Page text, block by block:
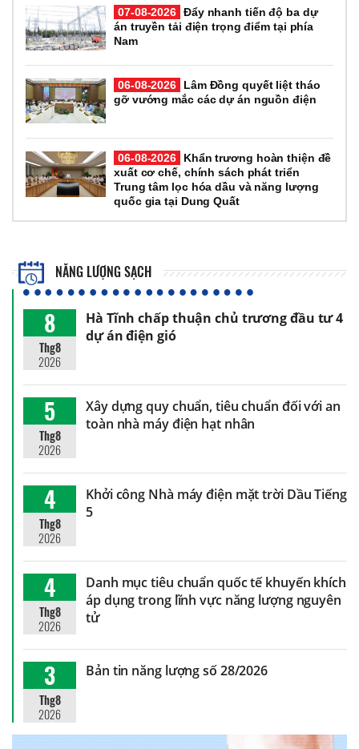
07-08-2026 Đẩy nhanh tiến độ ba dự
án truyền tải điện trọng điểm tại phía
Nam
06-08-2026
Lâm Đồng quyết liệt tháo
gỡ vướng mắc các dự án nguồn điện
06-08-2026
Khẩn trương hoàn thiện đề
xuất cơ chế, chính sách phát triển
Trung tâm lọc hóa dầu và năng lượng
quốc gia tại Dung Quất
NĂNG LƯỢNG SẠCH
8
Thg8
2026
Hà Tĩnh chấp thuận chủ trương đầu tư 4
dự án điện gió
5
Thg8
2026
Xây dựng quy chuẩn, tiêu chuẩn đối với an
toàn nhà máy điện hạt nhân
4
Thg8
2026
Khởi công Nhà máy điện mặt trời Dầu Tiếng
5
4
Thg8
2026
Danh mục tiêu chuẩn quốc tế khuyến khích
áp dụng trong lĩnh vực năng lượng nguyên
tử
3
Thg8
2026
Bản tin năng lượng số 28/2026